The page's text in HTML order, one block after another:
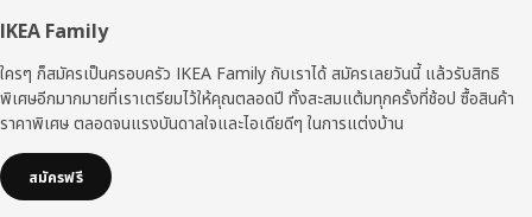
ส่วน
ท้าย
IKEA Family
ใครๆ ก็สมัครเป็นครอบครัว IKEA Family กับเราได้ สมัครเลยวันนี้ แล้วรับสิทธิ
พิเศษอีกมากมายที่เราเตรียมไว้ให้คุณตลอดปี ทั้งสะสมแต้มทุกครั้งที่ช้อป ซื้อสินค้า
ราคาพิเศษ ตลอดจนแรงบันดาลใจและไอเดียดีๆ ในการแต่งบ้าน
สมัครฟรี